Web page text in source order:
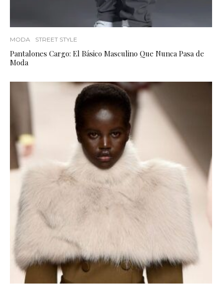
MODA STREET STYLE
Pantalones Cargo: El Básico Masculino Que Nunca Pasa de
Moda